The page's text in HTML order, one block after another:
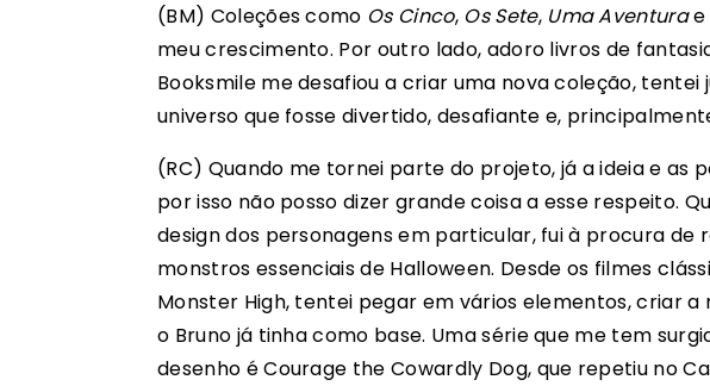
(BM) Coleções como Os Cinco, Os Sete, Uma Aventurae
meu crescimento. Por outro lado, adoro livros de
Booksmile me desafiou a criar uma nova coleção,
universo que fosse divertido, desafiante e,
(RC) Quando me tornei parte do projeto, já a ideia e as
por isso não posso dizer grande coisa a esse respeito.
design dos personagens em particular, fui à procura de
monstros essenciais de Halloween. Desde os filmes
Monster High, tentei pegar em vários elementos, criar
o Bruno já tinha como base. Uma série que me tem
desenho é Courage the Cowardly Dog, que repetiu no